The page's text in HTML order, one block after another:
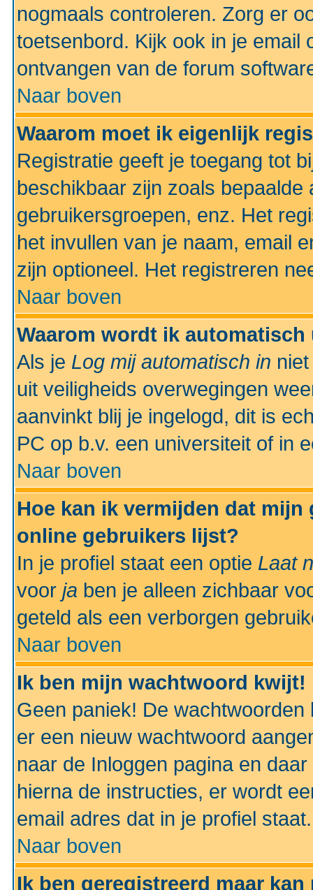
nogmaals controleren. Zorg er
toetsenbord. Kijk ook in je email
ontvangen van de forum
Naar boven
Waarom moet ik eigenlijk
Registratie geeft je toegang tot
beschikbaar zijn zoals
gebruikersgroepen, enz. Het
het invullen van je naam, email
zijn optioneel. Het registreren
Naar boven
Waarom wordt ik
Als je Log mij automatisch in
uit veiligheids overwegingen
aanvinkt blij je ingelogd, dit is
PC op b.v. een universiteit of in
Naar boven
Hoe kan ik vermijden dat
online gebruikers lijst?
In je profiel staat een optie Laat
voor ja ben je alleen zichbaar
geteld als een verborgen
Naar boven
Ik ben mijn wachtwoord kwijt!
Geen paniek! De
er een nieuw wachtwoord
naar de Inloggen pagina en
hierna de instructies, er wordt
email adres dat in je profiel staat.
Naar boven
Ik ben geregistreerd maar